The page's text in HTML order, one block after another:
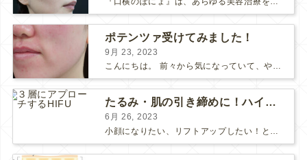
ポテンツァ受けてみました！
9月 23, 2023
こんにちは。 前々から気になっていて、やってみたい！ と思っていたポテンツァが当院に導入され私も体験してみました♪ 施術をする看護師として、ポテンツァとは何かをお伝えできればいいなと思い...
たるみ・肌の引き締めに！ハイフとポテンツァどっちがいい？
6月 26, 2023